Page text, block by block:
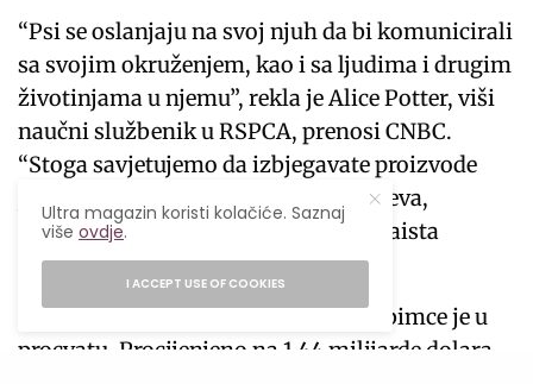
“Psi se oslanjaju na svoj njuh da bi komunicirali
sa svojim okruženjem, kao i sa ljudima i drugim
životinjama u njemu”, rekla je Alice Potter, viši
naučni službenik u RSPCA, prenosi CNBC.
“Stoga savjetujemo da izbjegavate proizvode
jakog mirisa poput parfema ili sprejeva,
pogotovo jer neki mirisi mogu biti zaista
neugodni za pse.”
Svakako,beautytržište za kućne ljubimce je u
procvatu. Procijenjeno na 1,44 milijarde dolara
Ultra magazin koristi kolačiće. Saznaj
višeovdje.
I ACCEPT USE OF COOKIES